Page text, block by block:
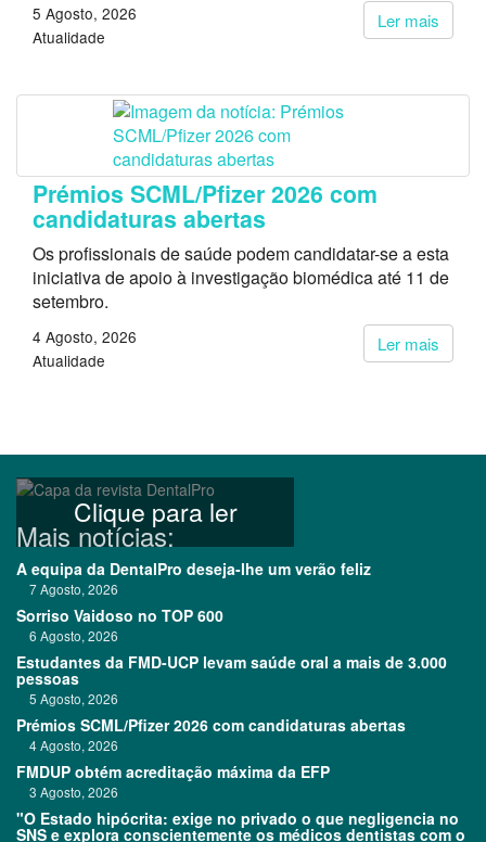
Ler mais
5 Agosto, 2026
Atualidade
Prémios SCML/Pfizer 2026 com
candidaturas abertas
Os profissionais de saúde podem candidatar-se a esta
iniciativa de apoio à investigação biomédica até 11 de
setembro.
Ler mais
4 Agosto, 2026
Atualidade
Clique para ler
Mais notícias:
A equipa da DentalPro deseja-lhe um verão feliz
7 Agosto, 2026
Sorriso Vaidoso no TOP 600
6 Agosto, 2026
Estudantes da FMD-UCP levam saúde oral a mais de 3.000
pessoas
5 Agosto, 2026
Prémios SCML/Pfizer 2026 com candidaturas abertas
4 Agosto, 2026
FMDUP obtém acreditação máxima da EFP
3 Agosto, 2026
"O Estado hipócrita: exige no privado o que negligencia no
SNS e explora conscientemente os médicos dentistas com o